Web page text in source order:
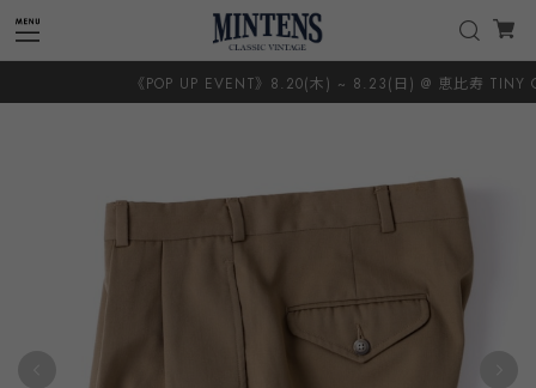
《POP UP EVENT》8.20(木) ~ 8.23(日) @ 恵比寿 TINY